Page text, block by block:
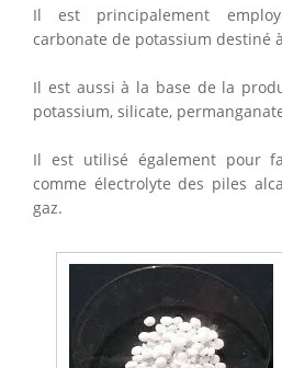
Il est principalement
carbonate de potassium destiné
Il est aussi à la base de la
potassium, silicate,
Il est utilisé également pour
comme électrolyte des piles
gaz.